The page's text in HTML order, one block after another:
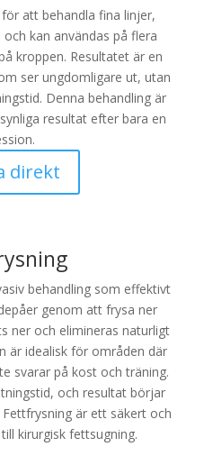
att behandla fina linjer,
kan användas på flera
kroppen. Resultatet är en
ser ungdomligare ut, utan
Denna behandling är
resultat efter bara en
direkt
behandling som effektivt
genom att frysa ner
ner och elimineras naturligt
är idealisk för områden där
svarar på kost och träning.
och resultat börjar
är ett säkert och
kirurgisk fettsugning.